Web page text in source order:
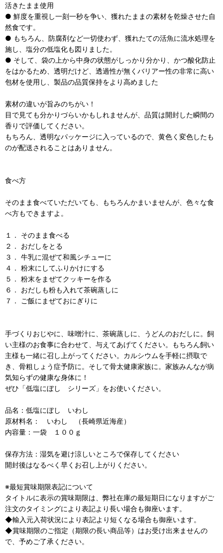
活きたまま使用
● 鮮度を重視し一刻一秒を争い、獲れたままの素材を乾燥させた自
然食です。
● もちろん、防腐剤など一切使わず、獲れたての活魚に流水処理を
施し、塩分の低塩化も図りました。
● そして、袋の上から中身の状態がしっかり分かり、かつ酸化防止
をはかるため、透明だけど、透過性が無くバリアー性の非常に高い
包材を使用し、製品の品質保持をより高めました
素材の違いが旨みのちがい！
目で見ても分かりづらいかもしれませんが、品質は開封した瞬間の
香りで評価してください。
もちろん、透明なパッケージに入っているので、黄色く変色したも
のが配送されることはありません。
食べ方
そのまま食べていただいても、もちろんかまいませんが、色々な食
べ方もできますよ。
１． そのまま食べる
２． おだしをとる
３． 牛乳に混ぜて和風シチューに
４． 粉末にしてふりかけにする
５． 粉末をまぜてクッキーを作る
６． おだしも粉も入れて茶碗蒸しに
７． ご飯にまぜておにぎりに
手づくりおじやに、味噌汁に、茶碗蒸しに、うどんのおだしに。飼
い主様のお食事に合わせて、与えてあげてください。もちろん飼い
主様も一緒に召し上がってください。カルシウムを手軽に摂取で
き、骨粗しょう症予防に。そして骨太健康家族に。家族みんなが病
気知らずの健康な身体に！
ぜひ「低塩にぼし シリーズ」をお使いください。
品名：低塩にぼし いわし
原材料名： いわし （長崎県近海産）
内容量：一袋 １００ｇ
保存方法：湿気を避け涼しいところで保存してください
開封後はなるべく早くお召し上がりください。
※最短賞味期限表記について
タイトルに表示の賞味期限は、弊社在庫の最短期日になりますがご
注文のタイミングにより表記より長い場合も御座います。
◆輸入元入荷状況により表記より短くなる場合も御座います。
◆賞味期限のご指定（期限の長い商品等）はお受け出来ませんの
で、予めご了承ください。